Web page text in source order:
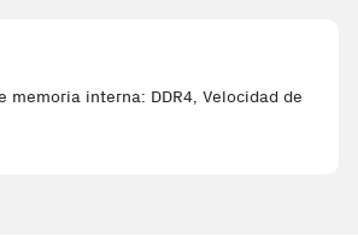
memoria interna: DDR4, Velocidad de